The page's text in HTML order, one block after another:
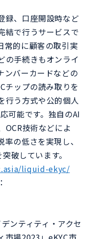
録、口座開設時など
結で行うサービスで
常的に顧客の取引実
の手続きもオンライ
ンバーカードなどの
チップの読み取りを
行う方式や公的個人
可能です。独自のAI
OCR技術などによ
の低さを実現し、
破しています。
liquid-ekyc/
ンティティ・アクセ